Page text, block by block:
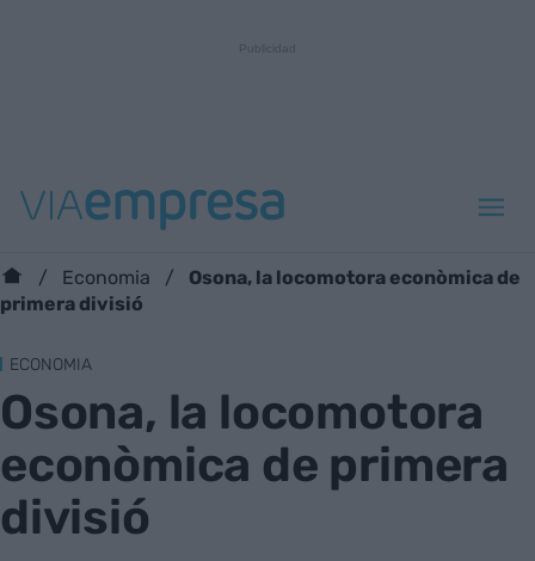
Economia
Osona, la locomotora econòmica de
primera divisió
ECONOMIA
Osona, la locomotora
econòmica de primera
divisió